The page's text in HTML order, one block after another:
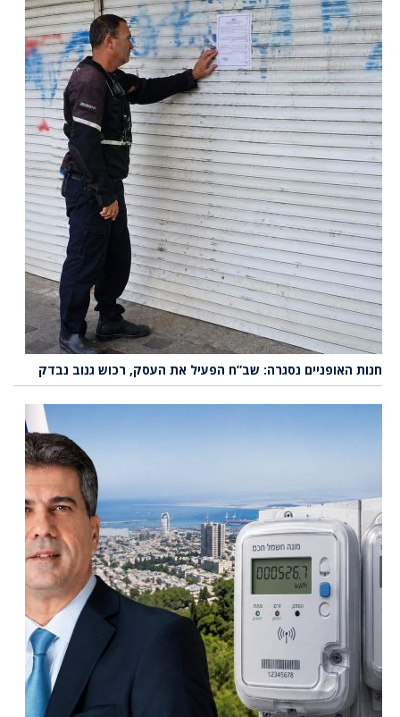
חנות האופניים נסגרה: שב”ח הפעיל את העסק, רכוש גנוב נבדק